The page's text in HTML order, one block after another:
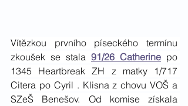
Vítězkou prvního píseckého termínu
zkoušek se stala 91/26 Catherine po
1345 Heartbreak ZH z matky 1/717
Citera po Cyril . Klisna z chovu VOŠ a
SZeŠ Benešov. Od komise získala